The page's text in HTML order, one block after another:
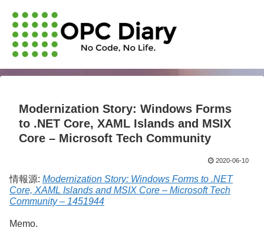
Modernization Story: Windows Forms
to .NET Core, XAML Islands and MSIX
Core – Microsoft Tech Community
2020-06-10
情報源: Modernization Story: Windows Forms to .NET
Core, XAML Islands and MSIX Core – Microsoft Tech
Community – 1451944
Memo.